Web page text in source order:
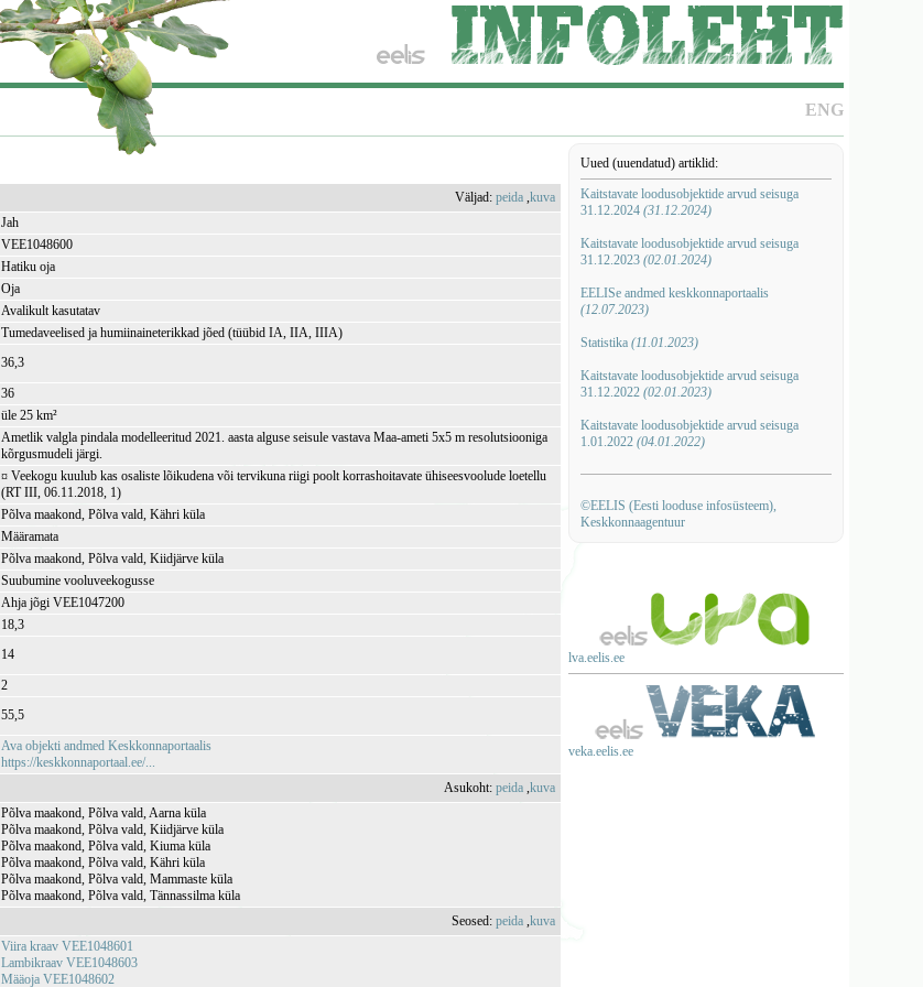
ENG
Uued (uuendatud) artiklid:
Kaitstavate loodusobjektide arvud seisuga
31.12.2024 (31.12.2024)
Kaitstavate loodusobjektide arvud seisuga
31.12.2023 (02.01.2024)
EELISe andmed keskkonnaportaalis
(12.07.2023)
Statistika (11.01.2023)
Kaitstavate loodusobjektide arvud seisuga
31.12.2022 (02.01.2023)
Kaitstavate loodusobjektide arvud seisuga
1.01.2022 (04.01.2022)
©EELIS (Eesti looduse infosüsteem),
Keskkonnaagentuur
lva.eelis.ee
veka.eelis.ee
Väljad:peida ,kuva
Jah
VEE1048600
Hatiku oja
Oja
Avalikult kasutatav
Tumedaveelised ja humiinaineterikkad jõed (tüübid IA, IIA, IIIA)
36,3
36
üle 25 km²
Ametlik valgla pindala modelleeritud 2021. aasta alguse seisule vastava Maa-ameti 5x5 m resolutsiooniga
kõrgusmudeli järgi.
¤ Veekogu kuulub kas osaliste lõikudena või tervikuna riigi poolt korrashoitavate ühiseesvoolude loetellu
(RT III, 06.11.2018, 1)
Põlva maakond, Põlva vald, Kähri küla
Määramata
Põlva maakond, Põlva vald, Kiidjärve küla
Suubumine vooluveekogusse
Ahja jõgi VEE1047200
18,3
14
2
55,5
Ava objekti andmed Keskkonnaportaalis
https://keskkonnaportaal.ee/...
Asukoht:peida ,kuva
Põlva maakond, Põlva vald, Aarna küla
Põlva maakond, Põlva vald, Kiidjärve küla
Põlva maakond, Põlva vald, Kiuma küla
Põlva maakond, Põlva vald, Kähri küla
Põlva maakond, Põlva vald, Mammaste küla
Põlva maakond, Põlva vald, Tännassilma küla
Seosed:peida ,kuva
Viira kraav VEE1048601
Lambikraav VEE1048603
Määoja VEE1048602